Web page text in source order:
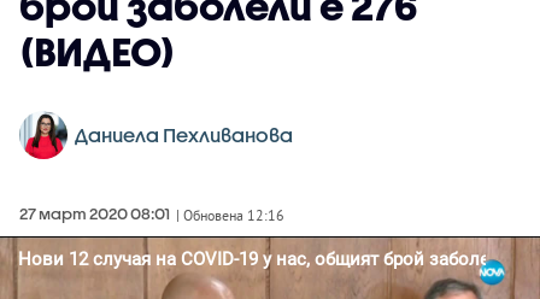
(ВИДЕО)
Даниела Пехливанова
27 март 2020 08:01 | Обновена 12:16